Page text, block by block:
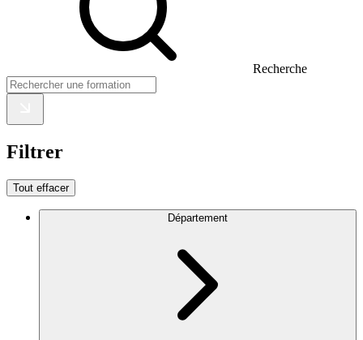
Recherche
Filtrer
Tout effacer
Département